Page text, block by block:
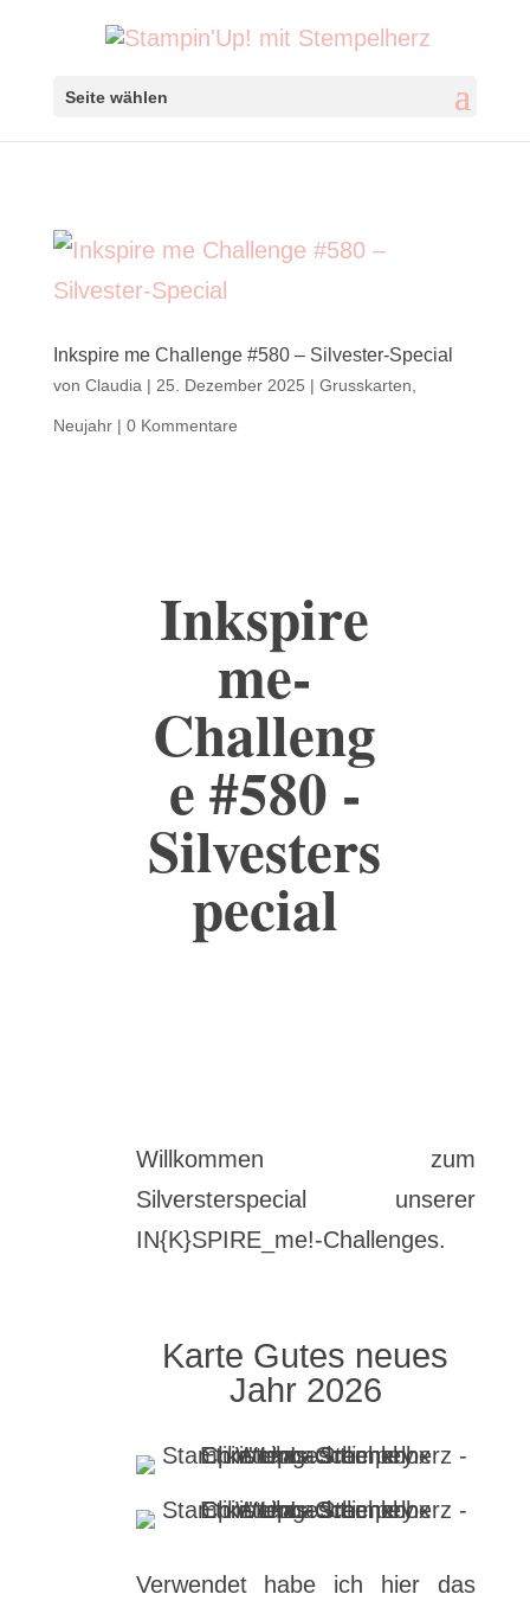
Seite wählen
Inkspire me Challenge #580 – Silvester-Special
von Claudia | 25. Dezember 2025 | Grusskarten
Neujahr| 0 Kommentare
Inkspire
me-
Challeng
e #580 -
Silvesters
pecial
Willkommen zum
Silversterspecial unserer
IN{K}SPIRE_me!-Challenges.
Karte Gutes neues
Jahr 2026
Verwendet habe ich hier das